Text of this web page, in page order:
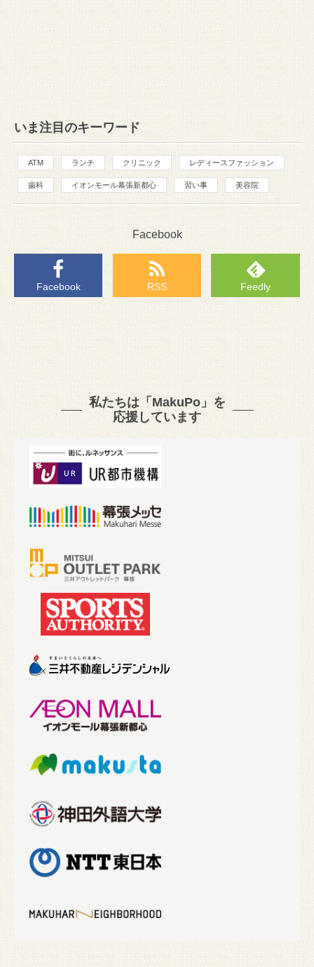
いま注目のキーワード
ATM ランチ クリニック レディースファッション
歯科 イオンモール幕張新都心 習い事 美容院
Facebook
Facebook RSS Feedly
私たちは「MakuPo」を
応援しています